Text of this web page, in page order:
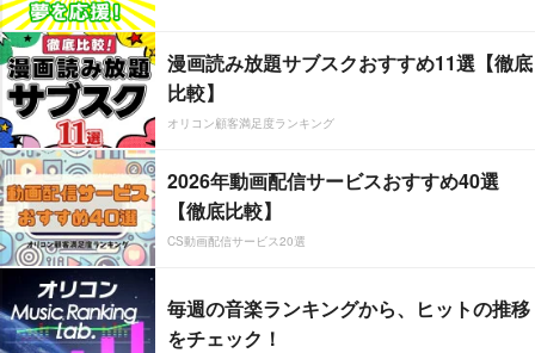
漫画読み放題サブスクおすすめ11選【徹底
比較】
オリコン顧客満足度ランキング
2026年動画配信サービスおすすめ40選
【徹底比較】
CS動画配信サービス20選
毎週の音楽ランキングから、ヒットの推移
をチェック！